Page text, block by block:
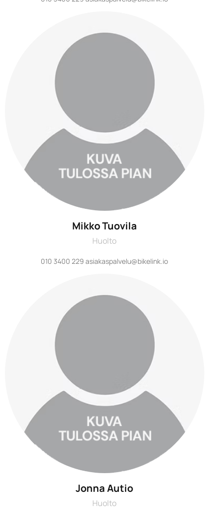
Mikko Tuovila
Huolto
010 3400 229 asiakaspalvelu@bikelink.io
Jonna Autio
Huolto